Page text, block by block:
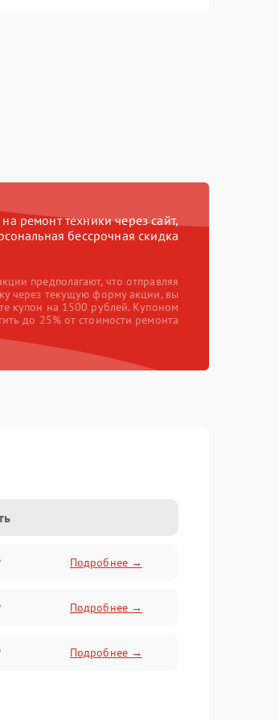
ремонт техники через сайт,
бессрочная скидка
предполагают, что отправляя
через текущую форму акции, вы
купон на 1500 рублей. Купоном
до 25% от стоимости ремонта
Подробнее →
Подробнее →
Подробнее →